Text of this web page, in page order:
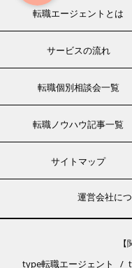
転職エージェントとは
サービスの流れ
転職個別相談会一覧
転職ノウハウ記事一覧
サイトマップ
運営会社に
type転職エージェント